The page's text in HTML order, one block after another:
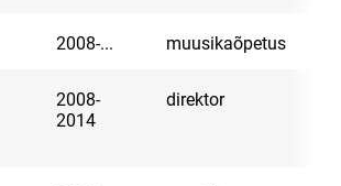
2008-... muusikaõpetus
2008-
2014
direktor